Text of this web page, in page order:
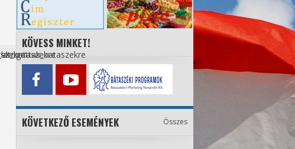
KÖVESS MINKET!
KÖVETKEZŐ ESEMÉNYEK Összes